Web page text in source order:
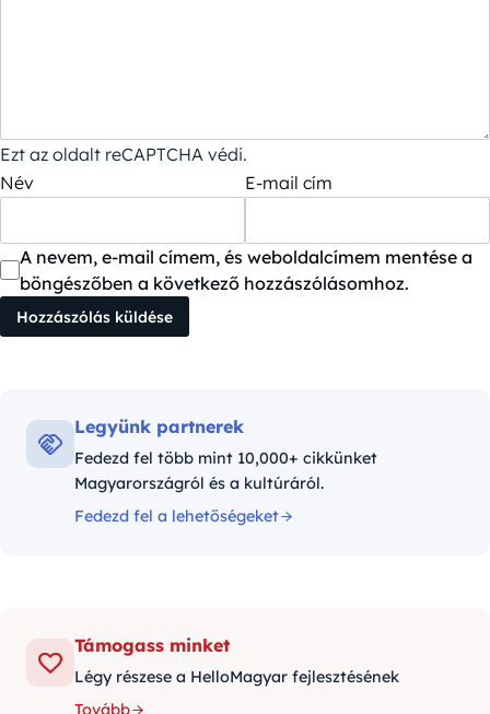
Ezt az oldalt reCAPTCHA védi.
Név
E-mail cím
A nevem, e-mail címem, és weboldalcímem mentése a
böngészőben a következő hozzászólásomhoz.
Legyünk partnerek
Fedezd fel több mint 10,000+ cikkünket
Magyarországról és a kultúráról.
Fedezd fel a lehetőségeket
Támogass minket
Légy részese a HelloMagyar fejlesztésének
Tovább